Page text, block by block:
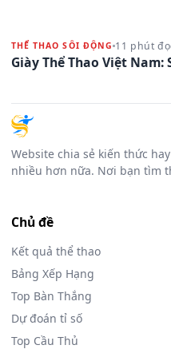
THỂ THAO SÔI ĐỘNG 11 phút
Giày Thể Thao Việt
Website chia sẻ kiến thức
nhiều hơn nữa. Nơi bạn tìm
Chủ đề
Kết quả thể thao
Bảng Xếp Hạng
Top Bàn Thắng
Dự đoán tỉ số
Top Cầu Thủ